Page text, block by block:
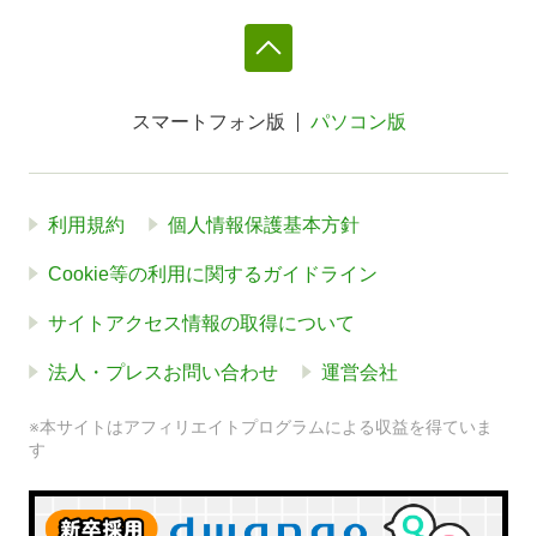
スマートフォン版 パソコン版
利用規約 個人情報保護基本方針
Cookie等の利用に関するガイドライン
サイトアクセス情報の取得について
法人・プレスお問い合わせ 運営会社
※本サイトはアフィリエイトプログラムによる収益を得ていま
す